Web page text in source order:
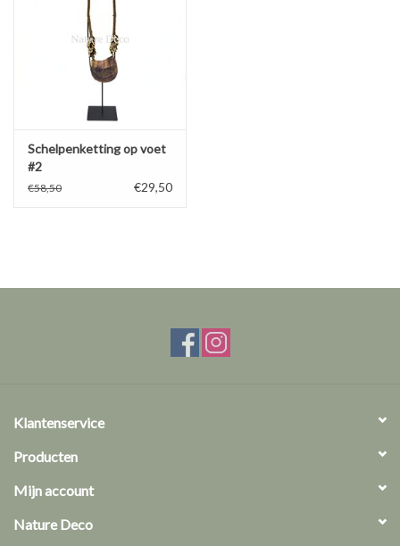
Schelpenketting op voet
#2
€58,50 €29,50
Klantenservice
Producten
Mijn account
Nature Deco